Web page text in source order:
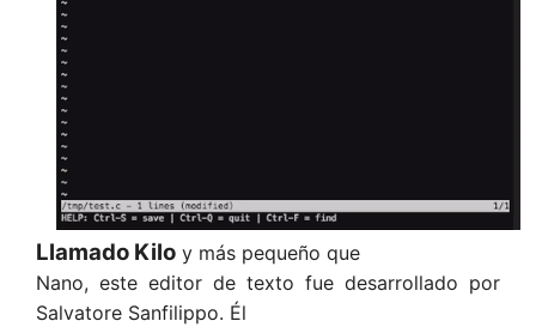
Llamado Kilo y más pequeño que
Nano, este editor de texto fue desarrollado por
Salvatore Sanfilippo. Él